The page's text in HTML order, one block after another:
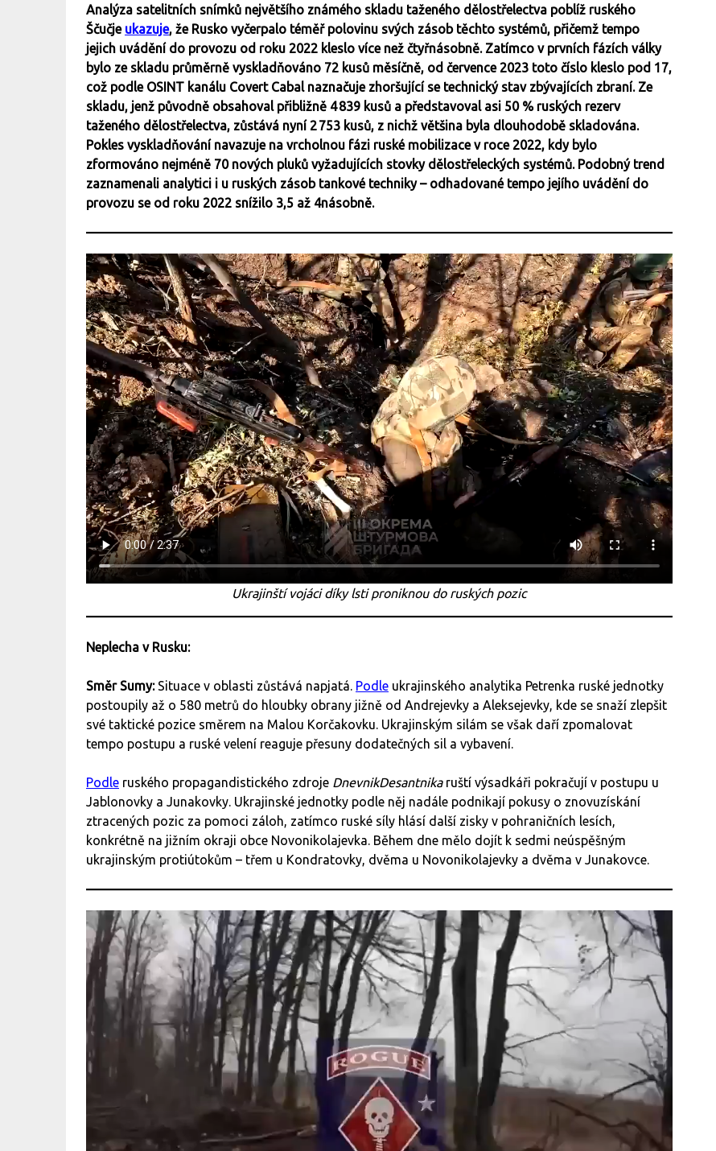
Analýza satelitních snímků největšího známého skladu taženého dělostřelectva poblíž ruského
Ščučje ukazuje, že Rusko vyčerpalo téměř polovinu svých zásob těchto systémů, přičemž tempo
jejich uvádění do provozu od roku 2022 kleslo více než čtyřnásobně. Zatímco v prvních fázích války
bylo ze skladu průměrně vyskladňováno 72 kusů měsíčně, od července 2023 toto číslo kleslo pod 17,
což podle OSINT kanálu Covert Cabal naznačuje zhoršující se technický stav zbývajících zbraní. Ze
skladu, jenž původně obsahoval přibližně 4 839 kusů a představoval asi 50 % ruských rezerv
taženého dělostřelectva, zůstává nyní 2 753 kusů, z nichž většina byla dlouhodobě skladována.
Pokles vyskladňování navazuje na vrcholnou fázi ruské mobilizace v roce 2022, kdy bylo
zformováno nejméně 70 nových pluků vyžadujících stovky dělostřeleckých systémů. Podobný trend
zaznamenali analytici i u ruských zásob tankové techniky – odhadované tempo jejího uvádění do
provozu se od roku 2022 snížilo 3,5 až 4násobně.
Ukrajinští vojáci díky lsti proniknou do ruských pozic
Neplecha v Rusku:
Směr Sumy: Situace v oblasti zůstává napjatá. Podle ukrajinského analytika Petrenka ruské jednotky
postoupily až o 580 metrů do hloubky obrany jižně od Andrejevky a Aleksejevky, kde se snaží zlepšit
své taktické pozice směrem na Malou Korčakovku. Ukrajinským silám se však daří zpomalovat
tempo postupu a ruské velení reaguje přesuny dodatečných sil a vybavení.
Podle ruského propagandistického zdroje DnevnikDesantnikaruští výsadkáři pokračují v postupu u
Jablonovky a Junakovky. Ukrajinské jednotky podle něj nadále podnikají pokusy o znovuzískání
ztracených pozic za pomoci záloh, zatímco ruské síly hlásí další zisky v pohraničních lesích,
konkrétně na jižním okraji obce Novonikolajevka. Během dne mělo dojít k sedmi neúspěšným
ukrajinským protiútokům – třem u Kondratovky, dvěma u Novonikolajevky a dvěma v Junakovce.